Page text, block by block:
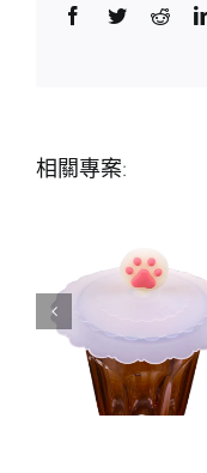
Facebook
Twitter
相關專案: